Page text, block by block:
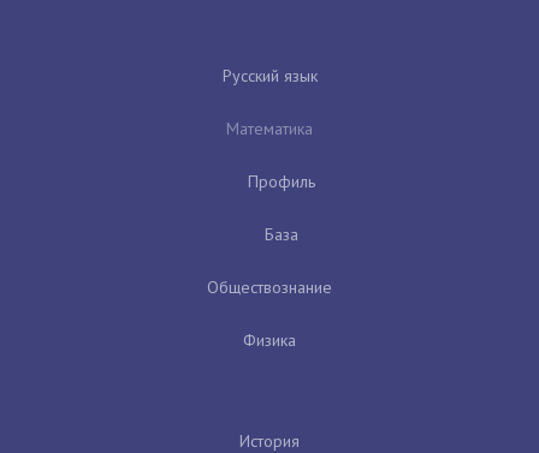
Русский язык
Математика
Профиль
База
Обществознание
Физика
История